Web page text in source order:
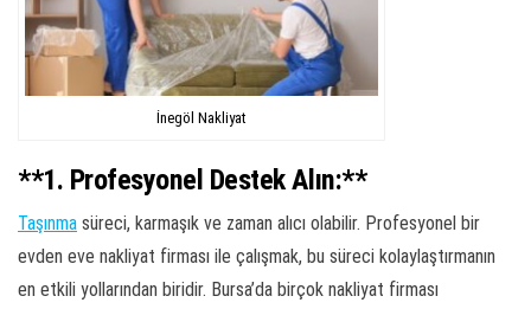
İnegöl Nakliyat
**1. Profesyonel Destek Alın:**
Taşınma süreci, karmaşık ve zaman alıcı olabilir. Profesyonel bir
evden eve nakliyat firması ile çalışmak, bu süreci kolaylaştırmanın
en etkili yollarından biridir. Bursa’da birçok nakliyat firması